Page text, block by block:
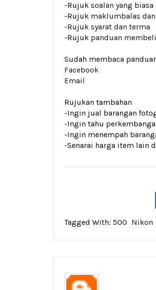
-Rujuk soalan yang biasa
-Rujuk maklumbalas
-Rujuk syarat dan terma
-Rujuk panduan membeli
Sudah membaca
Facebook
Email
Rujukan tambahan
-Ingin jual barangan
-Ingin tahu
-Ingin menempah
-Senarai harga item lain
Tagged With: 500 Nikon